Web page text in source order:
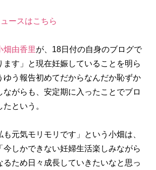
ースはこちら
畑由香里が、18日付の自身のブログで
ます」と現在妊娠していることを明ら
ゆう報告初めてだからなんだか恥ずか
がらも、安定期に入ったことでブロ
という。
元気モリモリです」という小畑は、
今しかできない妊婦生活楽しみながら
るため日々成長していきたいなと思っ